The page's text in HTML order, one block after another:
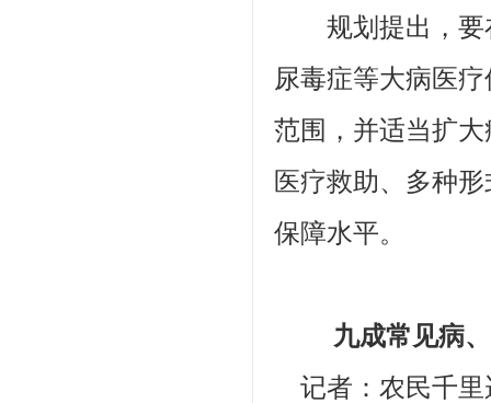
规划提出，要
尿毒症等大病医
范围，并适当扩
医疗救助、多种
保障水平。
九成常见病、
记者：农民千里